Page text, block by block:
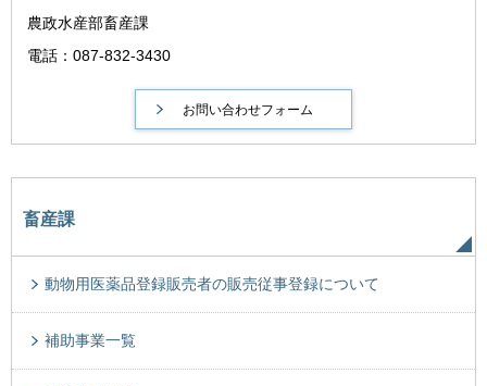
農政水産部畜産課
電話：087-832-3430
畜産課
動物用医薬品登録販売者の販売従事登録について
補助事業一覧